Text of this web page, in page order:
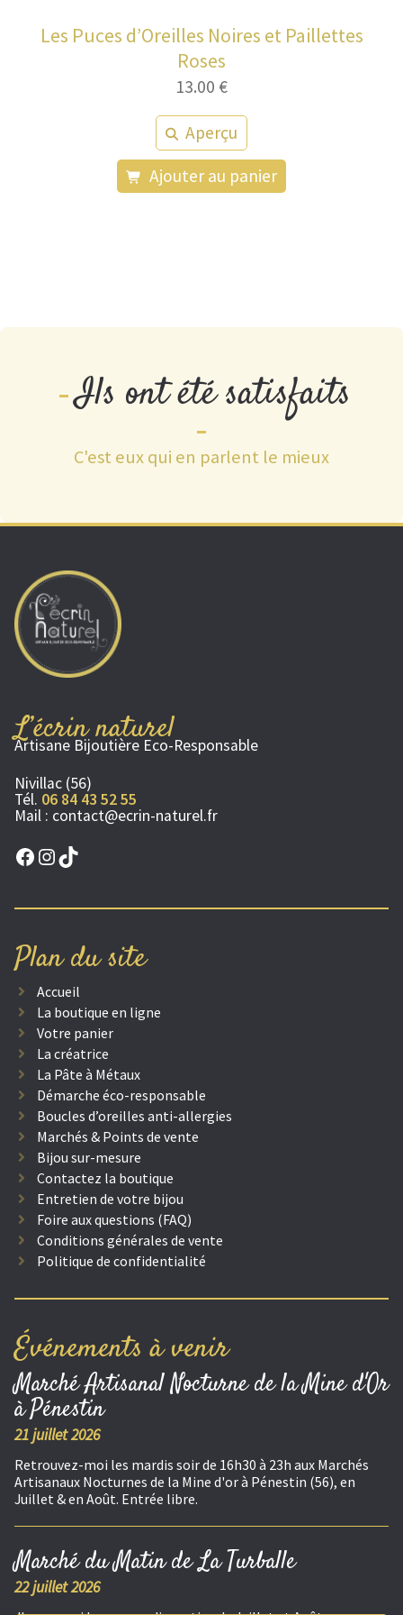
Les Puces d’Oreilles Noires et Paillettes
Roses
13.00 €
Aperçu
Ajouter au panier
Ils ont été satisfaits
C'est eux qui en parlent le mieux
L’écrin naturel
Artisane Bijoutière Eco-Responsable
Nivillac (56)
Tél. 06 84 43 52 55
Mail : contact@ecrin-naturel.fr
Facebook
Instagram
TikTok
Plan du site
Accueil
La boutique en ligne
Votre panier
La créatrice
La Pâte à Métaux
Démarche éco-responsable
Boucles d’oreilles anti-allergies
Marchés & Points de vente
Bijou sur-mesure
Contactez la boutique
Entretien de votre bijou
Foire aux questions (FAQ)
Conditions générales de vente
Politique de confidentialité
Événements à venir
Marché Artisanal Nocturne de la Mine d'Or
à Pénestin
21 juillet 2026
Retrouvez-moi les mardis soir de 16h30 à 23h aux Marchés
Artisanaux Nocturnes de la Mine d'or à Pénestin (56), en
Juillet & en Août. Entrée libre.
Marché du Matin de La Turballe
22 juillet 2026